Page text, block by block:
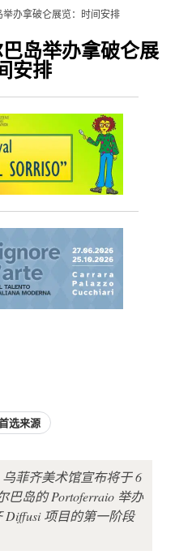
办拿破仑展览：时间安排
岛举办拿破仑展
安排
选来源
菲齐美术馆宣布将于 6
巴岛的 Portoferraio 举办
项目的第一阶段